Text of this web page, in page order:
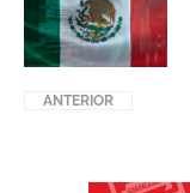
ANTERIOR